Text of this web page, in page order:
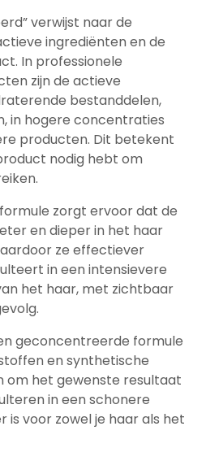
verwijst naar de
ingrediënten en de
In professionele
zijn de actieve
bestanddelen,
in hogere concentraties
producten. Dit betekent
nodig hebt om
zorgt ervoor dat de
en dieper in het haar
ze effectiever
in een intensievere
het haar, met zichtbaar
geconcentreerde formule
en synthetische
om het gewenste resultaat
in een schonere
is voor zowel je haar als het